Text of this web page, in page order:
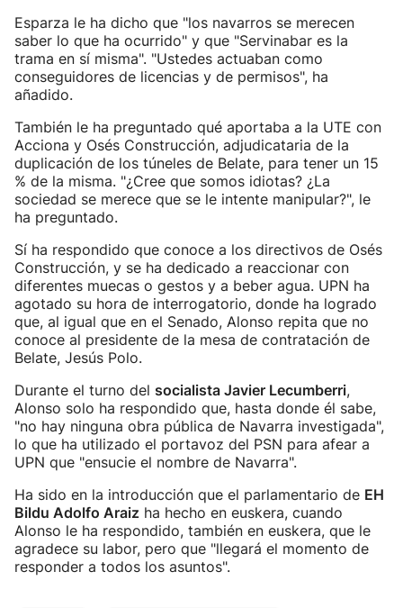
Esparza le ha dicho que "los navarros se merecen
saber lo que ha ocurrido" y que "Servinabar es la
trama en sí misma". "Ustedes actuaban como
conseguidores de licencias y de permisos", ha
añadido.
También le ha preguntado qué aportaba a la UTE con
Acciona y Osés Construcción, adjudicataria de la
duplicación de los túneles de Belate, para tener un 15
% de la misma. "¿Cree que somos idiotas? ¿La
sociedad se merece que se le intente manipular?", le
ha preguntado.
Sí ha respondido que conoce a los directivos de Osés
Construcción, y se ha dedicado a reaccionar con
diferentes muecas o gestos y a beber agua. UPN ha
agotado su hora de interrogatorio, donde ha logrado
que, al igual que en el Senado, Alonso repita que no
conoce al presidente de la mesa de contratación de
Belate, Jesús Polo.
Durante el turno del socialista Javier Lecumberri,
Alonso solo ha respondido que, hasta donde él sabe,
"no hay ninguna obra pública de Navarra investigada",
lo que ha utilizado el portavoz del PSN para afear a
UPN que "ensucie el nombre de Navarra".
Ha sido en la introducción que el parlamentario de EH
Bildu Adolfo Araiz ha hecho en euskera, cuando
Alonso le ha respondido, también en euskera, que le
agradece su labor, pero que "llegará el momento de
responder a todos los asuntos".